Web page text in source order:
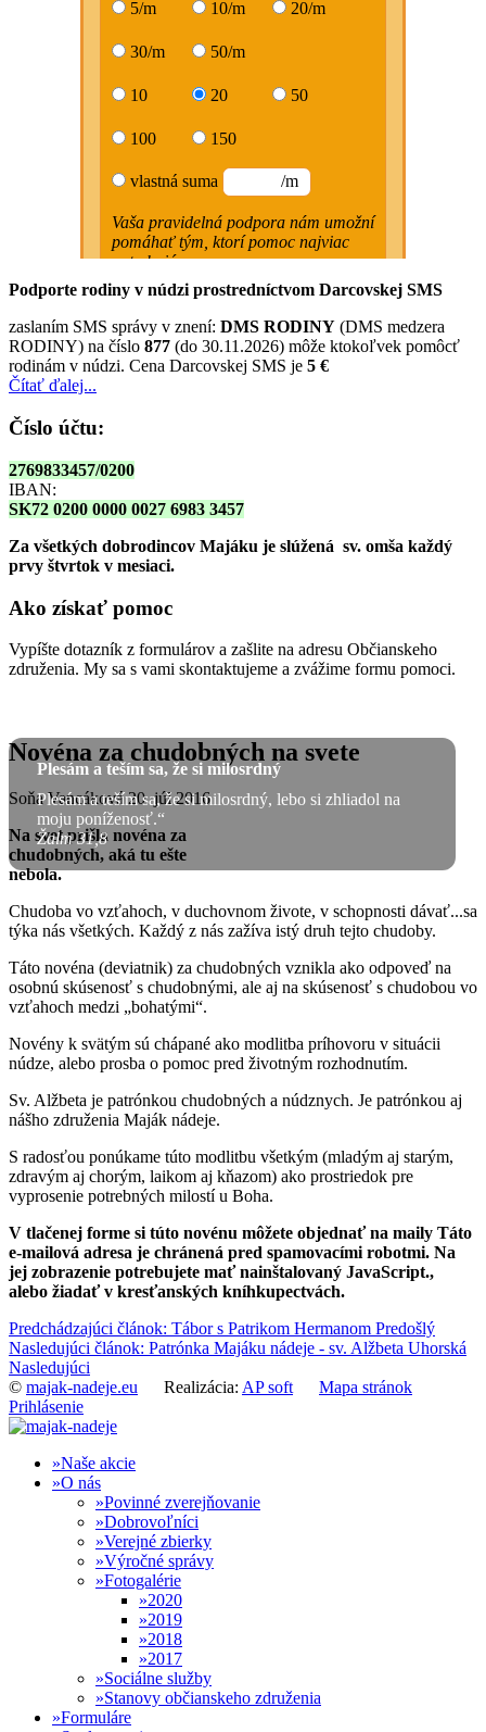
Podporte rodiny v núdzi prostredníctvom Darcovskej SMS
zaslaním SMS správy v znení: DMS RODINY (DMS medzera
RODINY) na číslo 877 (do 30.11.2026) môže ktokoľvek pomôcť
rodinám v núdzi. Cena Darcovskej SMS je 5 €
Čítať ďalej...
Číslo účtu:
2769833457/0200
IBAN:
SK72 0200 0000 0027 6983 3457
Za všetkých dobrodincov Majáku je slúžená sv. omša každý
prvy štvrtok v mesiaci.
Ako získať pomoc
Vypíšte dotazník z formulárov a zašlite na adresu Občianskeho
združenia. My sa s vami skontaktujeme a zvážime formu pomoci.
Plesám a teším sa, že si milosrdný
Plesám a teším sa, že si milosrdný, lebo si zhliadol na
moju poníženosť.“
Žalm 31,8
Novéna za chudobných na svete
Soňa Vancáková 20. júl 2016
Na svet prišla novéna za
chudobných, aká tu ešte
nebola.
Chudoba vo vzťahoch, v duchovnom živote, v schopnosti dávať...sa
týka nás všetkých. Každý z nás zažíva istý druh tejto chudoby.
Táto novéna (deviatnik) za chudobných vznikla ako odpoveď na
osobnú skúsenosť s chudobnými, ale aj na skúsenosť s chudobou vo
vzťahoch medzi „bohatými“.
Novény k svätým sú chápané ako modlitba príhovoru v situácii
núdze, alebo prosba o pomoc pred životným rozhodnutím.
Sv. Alžbeta je patrónkou chudobných a núdznych. Je patrónkou aj
nášho združenia Maják nádeje.
S radosťou ponúkame túto modlitbu všetkým (mladým aj starým,
zdravým aj chorým, laikom aj kňazom) ako prostriedok pre
vyprosenie potrebných milostí u Boha.
V tlačenej forme si túto novénu môžete objednať na maily Táto
e-mailová adresa je chránená pred spamovacími robotmi. Na
jej zobrazenie potrebujete mať nainštalovaný JavaScript.,
alebo žiadať v kresťanských kníhkupectvách.
Predchádzajúci článok: Tábor s Patrikom Hermanom Predošlý
Nasledujúci článok: Patrónka Majáku nádeje - sv. Alžbeta Uhorská
Nasledujúci
© majak-nadeje.eu Realizácia: AP soft
Mapa stránok
Prihlásenie
Naše akcie
O nás
Povinné zverejňovanie
Dobrovoľníci
Verejné zbierky
Výročné správy
Fotogalérie
2020
2019
2018
2017
Sociálne služby
Stanovy občianskeho združenia
Formuláre